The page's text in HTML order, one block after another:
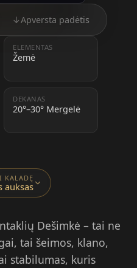
↓Apversta padėtis
ELEMENTAS
Žemė
DEKANAS
20°–30° Mergelė
KALADĘ
auksas
Dešimkė – tai ne
tai šeimos, klano,
stabilumas, kuris